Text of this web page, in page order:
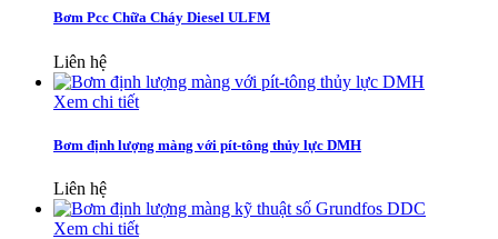
Bơm Pcc Chữa Cháy Diesel ULFM
Liên hệ
Xem chi tiết
Bơm định lượng màng với pít-tông thủy lực DMH
Liên hệ
Xem chi tiết